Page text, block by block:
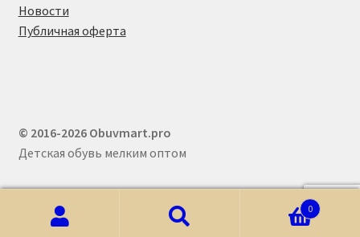
Новости
Публичная оферта
© 2016-2026 Obuvmart.pro
Детская обувь мелким оптом
0